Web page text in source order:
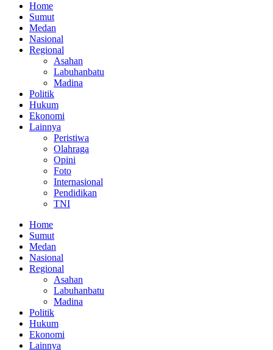
Home
Sumut
Medan
Nasional
Regional
Asahan
Labuhanbatu
Madina
Politik
Hukum
Ekonomi
Lainnya
Peristiwa
Olahraga
Opini
Foto
Internasional
Pendidikan
TNI
Home
Sumut
Medan
Nasional
Regional
Asahan
Labuhanbatu
Madina
Politik
Hukum
Ekonomi
Lainnya